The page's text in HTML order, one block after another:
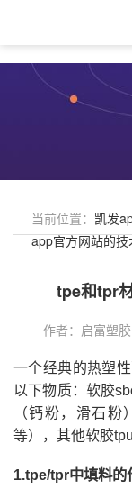
当前位置： 凯发
app官方网站的技
tpe和tpr
作者：启富塑胶
一个经典的热塑
以下物质：软胶
（钙粉，滑石
等），其他软胶tpu
1.tpe/tpr中填料的